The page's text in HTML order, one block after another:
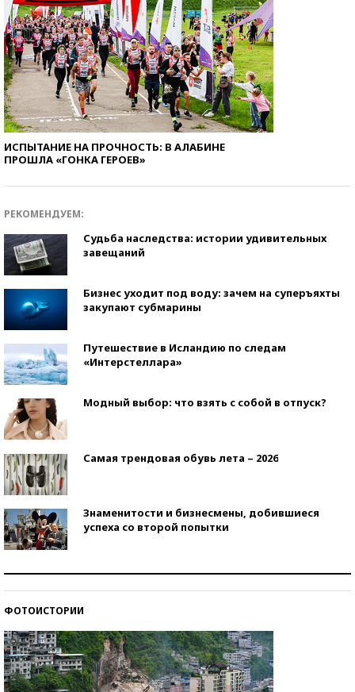
ИСПЫТАНИЕ НА ПРОЧНОСТЬ: В АЛАБИНЕ
ПРОШЛА «ГОНКА ГЕРОЕВ»
РЕКОМЕНДУЕМ:
Судьба наследства: истории удивительных
завещаний
Бизнес уходит под воду: зачем на суперъяхты
закупают субмарины
Путешествие в Исландию по следам
«Интерстеллара»
Модный выбор: что взять с собой в отпуск?
Самая трендовая обувь лета – 2026
Знаменитости и бизнесмены, добившиеся
успеха со второй попытки
ФОТОИСТОРИИ